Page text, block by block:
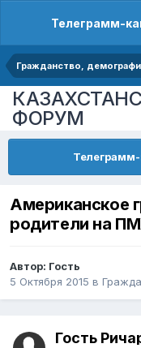
Телеграмм-
Гражданство,
ФОРУМ
Американское
родители на
Автор: Гость
5 Октября 2015 в
Гость